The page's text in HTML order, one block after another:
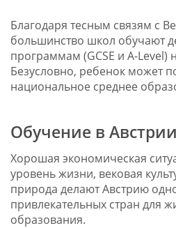
Благодаря тесным связям с
большинство школ обучают
программам (GCSE и A-Level)
Безусловно, ребенок может
национальное среднее
Обучение в Австрии
Хорошая экономическая
уровень жизни, вековая
природа делают Австрию
привлекательных стран для
образования.